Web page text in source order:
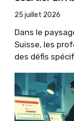
25 juillet 2026
Dans le
Suisse, les
des défis